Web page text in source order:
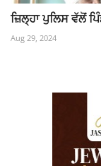
ਜ਼ਿਲ੍ਹਾ ਪੁਲਿਸ ਵੱਲੋਂ
Aug 29, 2024